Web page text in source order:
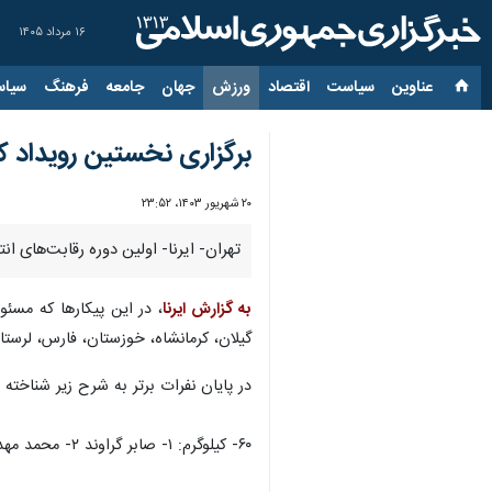
۱۶ مرداد ۱۴۰۵
عناوین‌ سیاست اقتصاد ورزش جهان جامعه فرهنگ
برگزاری نخستین
۲۰ شهریور ۱۴۰۳، ۲۳:۵۲